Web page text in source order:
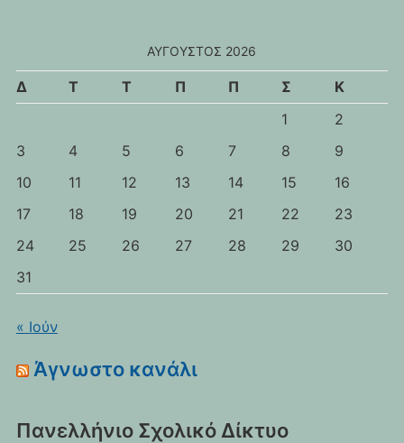
ΑΎΓΟΥΣΤΟΣ 2026
Δ Τ Τ Π Π Σ
Κ
1
2
3
4 5 6 7 8
9
10
11 12 13 14 15
16
17
18 19 20 21 22
23
24
25 26 27 28 29
30
31
« Ιούν
Άγνωστο κανάλι
Πανελλήνιο Σχολικό Δίκτυο